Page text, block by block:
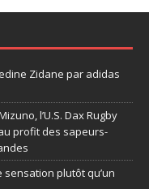
Zidane par adidas
l’U.S. Dax Rugby
profit des sapeurs-
sensation plutôt qu’un